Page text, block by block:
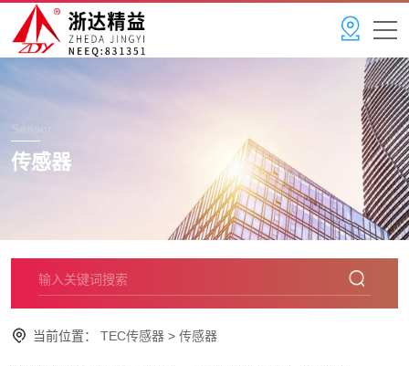
Sensor
传感器
当前位置： TEC传感器 > 传感器